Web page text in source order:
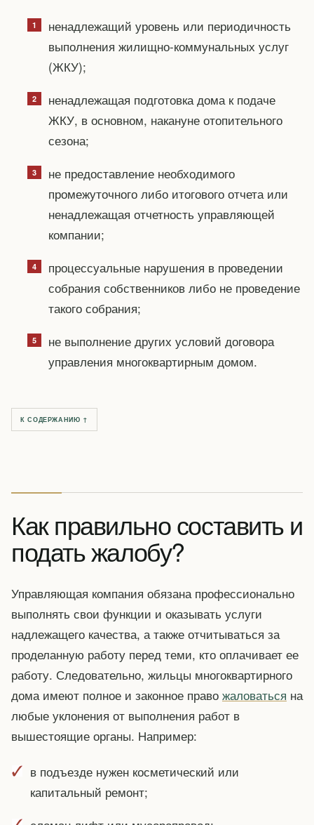
ненадлежащий уровень или периодичность
выполнения жилищно-коммунальных услуг
(ЖКУ);
ненадлежащая подготовка дома к подаче
ЖКУ, в основном, накануне отопительного
сезона;
не предоставление необходимого
промежуточного либо итогового отчета или
ненадлежащая отчетность управляющей
компании;
процессуальные нарушения в проведении
собрания собственников либо не проведение
такого собрания;
не выполнение других условий договора
управления многоквартирным домом.
К СОДЕРЖАНИЮ ↑
Как правильно составить и
подать жалобу?
Управляющая компания обязана профессионально
выполнять свои функции и оказывать услуги
надлежащего качества, а также отчитываться за
проделанную работу перед теми, кто оплачивает ее
работу. Следовательно, жильцы многоквартирного
дома имеют полное и законное право жаловаться на
любые уклонения от выполнения работ в
вышестоящие органы. Например:
в подъезде нужен косметический или
капитальный ремонт;